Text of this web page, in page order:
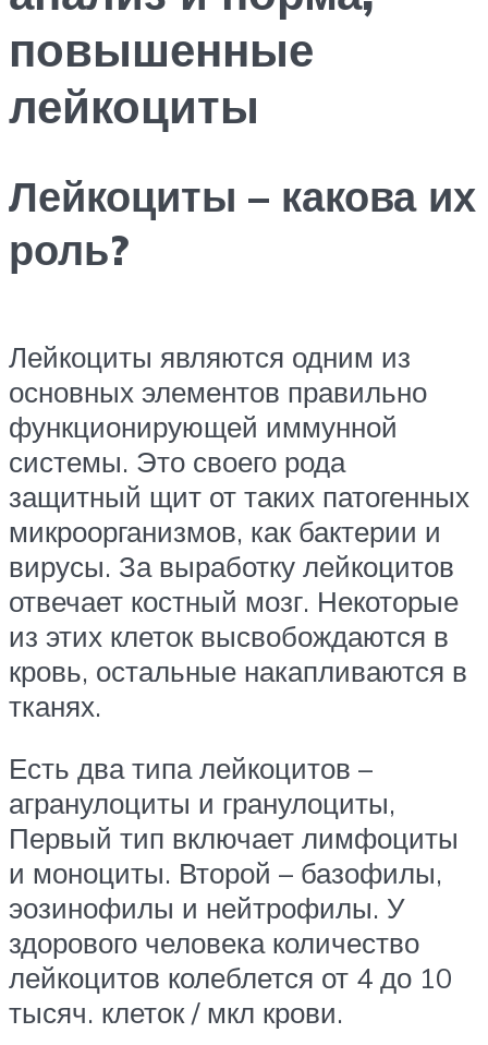
повышенные
лейкоциты
Лейкоциты – какова их
роль?
Лейкоциты являются одним из
основных элементов правильно
функционирующей иммунной
системы. Это своего рода
защитный щит от таких патогенных
микроорганизмов, как бактерии и
вирусы. За выработку лейкоцитов
отвечает костный мозг. Некоторые
из этих клеток высвобождаются в
кровь, остальные накапливаются в
тканях.
Есть два типа лейкоцитов –
агранулоциты и гранулоциты,
Первый тип включает лимфоциты
и моноциты. Второй – базофилы,
эозинофилы и нейтрофилы. У
здорового человека количество
лейкоцитов колеблется от 4 до 10
тысяч. клеток / мкл крови.